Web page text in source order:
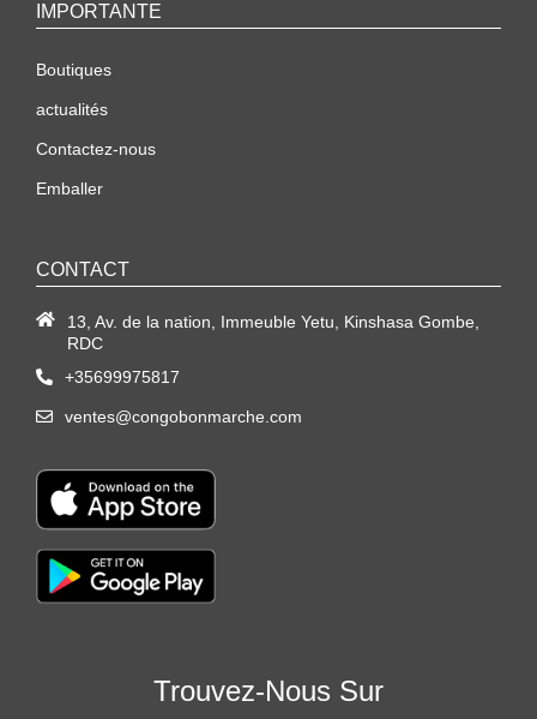
IMPORTANTE
Boutiques
actualités
Contactez-nous
Emballer
CONTACT
13, Av. de la nation, Immeuble Yetu, Kinshasa Gombe,
RDC
+35699975817
ventes@congobonmarche.com
Trouvez-Nous Sur